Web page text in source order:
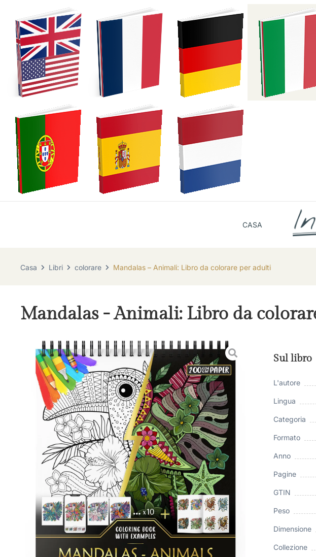
CASA
Casa Libri colorare Mandalas – Animali: Libro da colorare per adulti
Mandalas - Animali: Libro da
Sul libro
L'autore
Lingua
Categoria
Formato
Anno
Pagine
GTIN
Peso
Dimensione
Collezione